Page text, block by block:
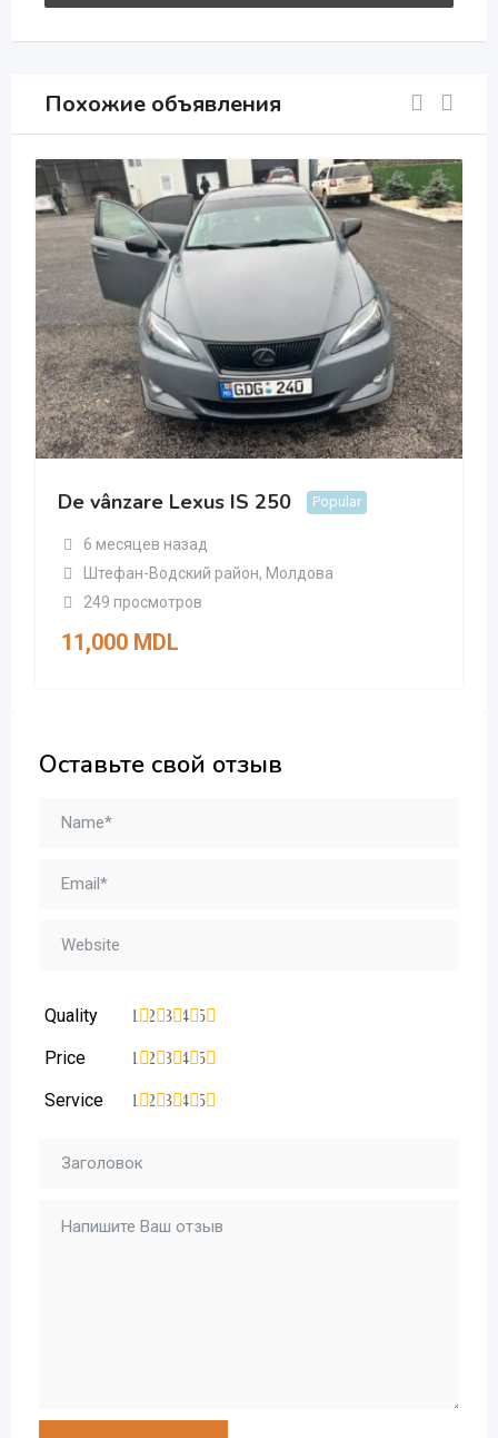
Похожие объявления
De vânzare Lexus IS 250 Popular
6 месяцев назад
Штефан-Водский район, Молдова
249 просмотров
11,000 MDL
Оставьте свой отзыв
Quality 5
4
3
2
1
Price 5
4
3
2
1
Service 5
4
3
2
1